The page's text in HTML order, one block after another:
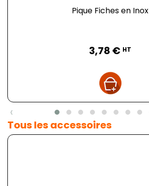
Pique Fiches en Inox
3,78 € HT
‹
Tous les accessoires